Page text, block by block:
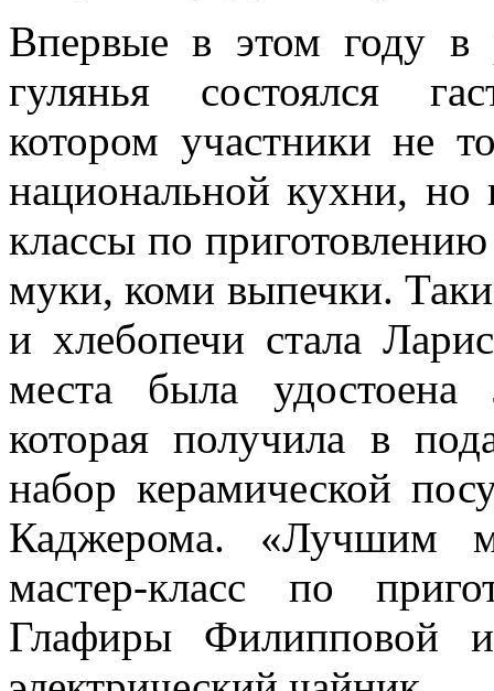
Впервые в этом году в
гулянья состоялся
котором участники не
национальной кухни, но
классы по
муки, коми выпечки.
и хлебопечи стала
места была
которая получила в
набор керамической
Каджерома. «Лучшим
мастер-класс по
Глафиры Филипповой